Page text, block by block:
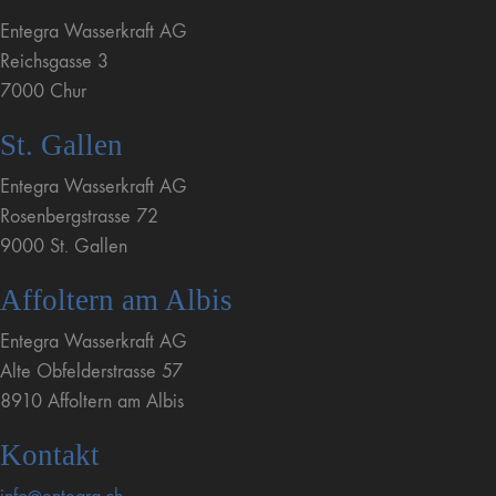
Entegra Wasserkraft AG
Reichsgasse 3
7000 Chur
St. Gallen
Entegra Wasserkraft AG
Rosenbergstrasse 72
9000 St. Gallen
Affoltern am Albis
Entegra Wasserkraft AG
Alte Obfelderstrasse 57
8910 Affoltern am Albis
Kontakt